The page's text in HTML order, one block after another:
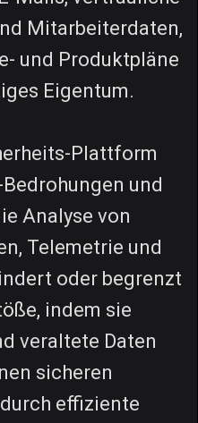
Mitarbeiterdaten,
und Produktpläne
Eigentum.
Plattform
und
Analyse von
Telemetrie und
oder begrenzt
indem sie
veraltete Daten
sicheren
effiziente